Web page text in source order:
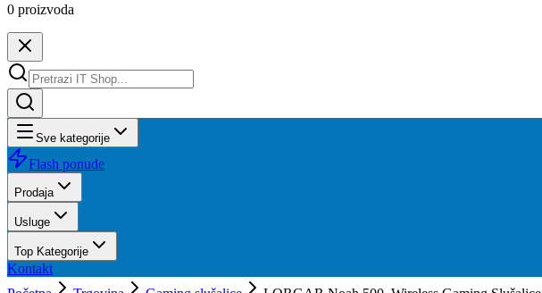
0 proizvoda
Sve kategorije
Flash ponude
Prodaja
Usluge
Top Kategorije
Kontakt